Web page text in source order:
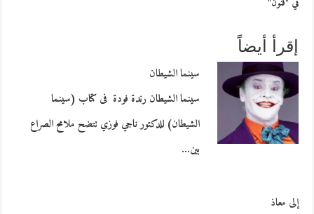
إقرأ أيضاً
سينما الشيطان
سينما الشيطان رندة فودة فى كتاب (سينما
الشيطان) للدكتور ناجي فوزي تتضح ملامح الصراع
بين…
إلى معاذ